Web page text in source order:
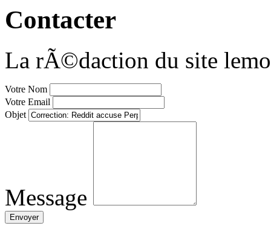
Contacter
La rÃ©daction du site
Votre Nom
Votre Email
Objet
Message